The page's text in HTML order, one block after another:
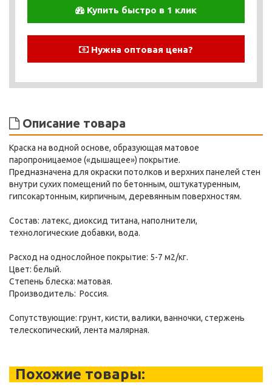
Купить быстро в 1 клик
Нужна оптовая цена?
Описание товара
Краска на водной основе, образующая матовое
паропроницаемое («дышащее») покрытие.
Предназначена для окраски потолков и верхних панелей стен
внутри сухих помещений по бетонным, оштукатуренным,
гипсокартонным, кирпичным, деревянным поверхностям.
Состав: латекс, диоксид титана, наполнители,
технологические добавки, вода.
Расход на однослойное покрытие: 5-7 м2/кг.
Цвет: белый.
Степень блеска: матовая.
Производитель: Россия.
Сопутствующие: грунт, кисти, валики, ванночки, стержень
телескопический, лента малярная.
Похожие товары: